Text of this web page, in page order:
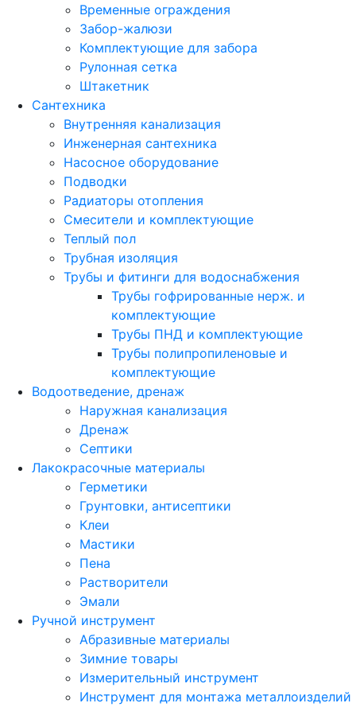
Временные ограждения
Забор-жалюзи
Комплектующие для забора
Рулонная сетка
Штакетник
Сантехника
Внутренняя канализация
Инженерная сантехника
Насосное оборудование
Подводки
Радиаторы отопления
Смесители и комплектующие
Теплый пол
Трубная изоляция
Трубы и фитинги для водоснабжения
Трубы гофрированные нерж. и
комплектующие
Трубы ПНД и комплектующие
Трубы полипропиленовые и
комплектующие
Водоотведение, дренаж
Наружная канализация
Дренаж
Септики
Лакокрасочные материалы
Герметики
Грунтовки, антисептики
Клеи
Мастики
Пена
Растворители
Эмали
Ручной инструмент
Абразивные материалы
Зимние товары
Измерительный инструмент
Инструмент для монтажа металлоизделий